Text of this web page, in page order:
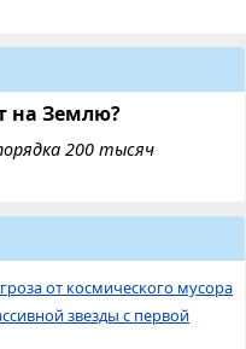
на Землю?
200 тысяч
от космического мусора
звезды с первой